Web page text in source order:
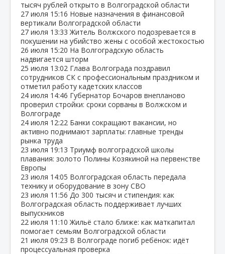
тысяч рублей открыто в Волгоградской области
27 июля 15:16 Новые назначения в финансовой
вертикали Волгоградской области
27 июля 13:33 Житель Волжского подозревается в
покушении на убийство жены с особой жестокостью
26 июля 15:20 На Волгоградскую область
надвигается шторм
25 июля 13:02 Глава Волгограда поздравил
сотрудников СК с профессиональным праздником и
отметил работу кадетских классов
24 июля 14:46 Губернатор Бочаров внепланово
проверил стройки: сроки сорваны в Волжском и
Волгограде
24 июля 12:22 Банки сокращают вакансии, но
активно поднимают зарплаты: главные тренды
рынка труда
23 июля 19:13 Триумф волгоградской школы
плавания: золото Полины Козякиной на первенстве
Европы
23 июля 14:05 Волгоградская область передала
технику и оборудование в зону СВО
23 июля 11:56 До 300 тысяч и стипендия: как
Волгоградская область поддерживает лучших
выпускников
22 июля 11:10 Жильё стало ближе: как маткапитал
помогает семьям Волгоградской области
21 июля 09:23 В Волгограде погиб ребёнок: идёт
процессуальная проверка